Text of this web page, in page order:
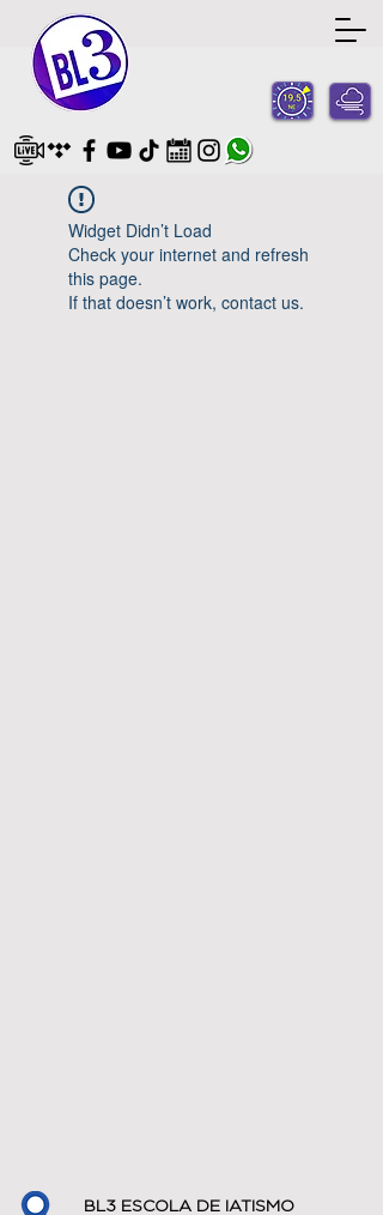
Widget Didn’t Load
Check your internet and refresh
this page.
If that doesn’t work, contact us.
BL3 ESCOLA DE IATISMO